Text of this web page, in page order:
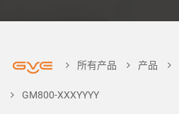
所有产品 产品
GM800-XXXYYYY